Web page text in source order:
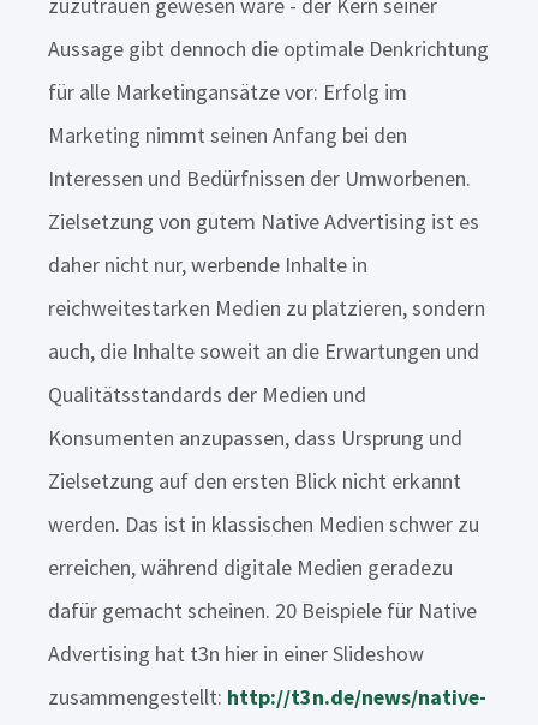
Aussage gibt dennoch die optimale Denkrichtung
für alle Marketingansätze vor: Erfolg im
Marketing nimmt seinen Anfang bei den
Interessen und Bedürfnissen der Umworbenen.
Zielsetzung von gutem Native Advertising ist es
daher nicht nur,werbende Inhalte in
reichweitestarken Medien zu platzieren, sondern
auch, die Inhalte soweit an die Erwartungen und
Qualitätsstandards der Medien und
Konsumenten anzupassen, dass Ursprung und
Zielsetzung auf den ersten Blick nicht erkannt
werden. Das ist in klassischen Medien schwer zu
erreichen, während digitale Medien geradezu
dafür gemacht scheinen. 20 Beispiele für Native
Advertising hat t3n hier in einer Slideshow
zusammengestellt: http://t3n.de/news/native-